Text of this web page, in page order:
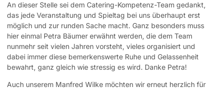
An dieser Stelle sei dem Catering-Kompetenz-Team gedankt,
das jede Veranstaltung und Spieltag bei uns überhaupt erst
möglich und zur runden Sache macht. Ganz besonders muss
hier einmal Petra Bäumer erwähnt werden, die dem Team
nunmehr seit vielen Jahren vorsteht, vieles organisiert und
dabei immer diese bemerkenswerte Ruhe und Gelassenheit
bewahrt, ganz gleich wie stressig es wird. Danke Petra!
Auch unserem Manfred Wilke möchten wir erneut herzlich für